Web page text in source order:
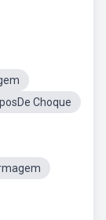
Choque